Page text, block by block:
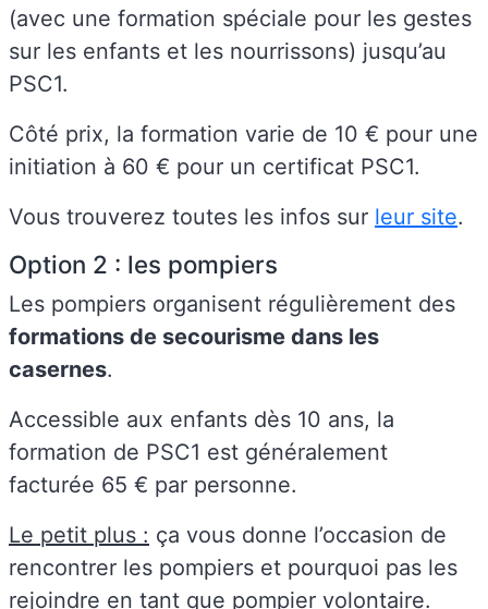
(avec une formation spéciale pour les gestes
sur les enfants et les nourrissons) jusqu’au
PSC1.
Côté prix, la formation varie de 10 € pour une
initiation à 60 € pour un certificat PSC1.
Vous trouverez toutes les infos sur leur site.
Option 2 : les pompiers
Les pompiers organisent régulièrement des
formations de secourisme dans les
casernes.
Accessible aux enfants dès 10 ans, la
formation de PSC1 est généralement
facturée 65 € par personne.
Le petit plus : ça vous donne l’occasion de
rencontrer les pompiers et pourquoi pas les
rejoindre en tant que pompier volontaire.